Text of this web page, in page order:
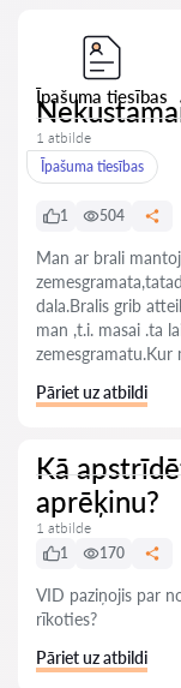
Īpašuma tiesības
1 atbilde
Īpašuma tiesības
1 504
Man ar brali
dala.Bralis grib
man ,t.i. masai .ta
zemesgramatu.Kur
Pāriet uz atbildi
Kā
aprēķinu?
1 atbilde
1
170
VID paziņojis par
rīkoties?
Pāriet uz atbildi